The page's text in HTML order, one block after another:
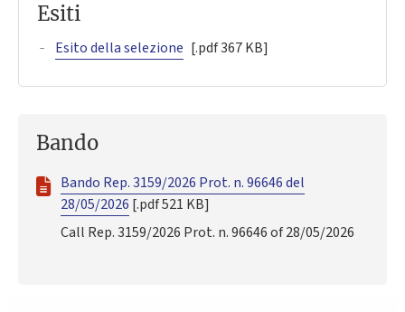
Esiti
Esito della selezione [.pdf 367 KB]
Bando
Bando Rep. 3159/2026 Prot. n. 96646 del
28/05/2026 [.pdf 521 KB]
Call Rep. 3159/2026 Prot. n. 96646 of 28/05/2026